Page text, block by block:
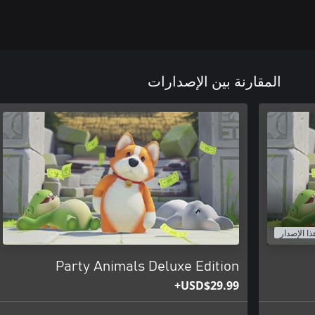
المقارنة بين الإصدارات
الإصدار
Party Animals Deluxe Edition
USD$29.99+